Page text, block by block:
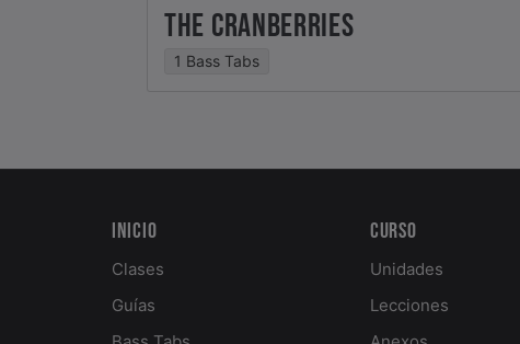
THE CRANBERRIES
1 Bass Tabs
Inicio
Clases
Guías
Curso
Unidades
Lecciones